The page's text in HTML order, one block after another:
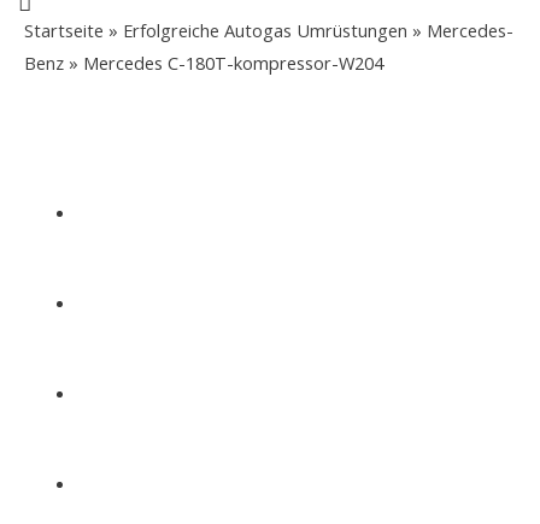
Startseite » Erfolgreiche Autogas Umrüstungen » Mercedes-
Benz » Mercedes C-180T-kompressor-W204